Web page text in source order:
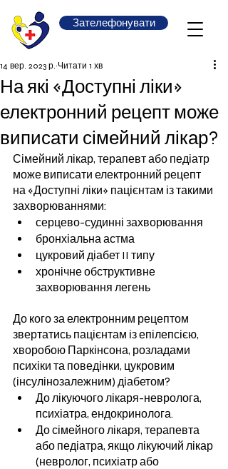
Зателефонувати
На які «Доступні ліки»
електронний рецепт може
виписати сімейний лікар?
14 вер. 2023 р. Читати 1 хв
Сімейний лікар, терапевт або педіатр
може виписати електронний рецепт
на «Доступні ліки» пацієнтам із такими
захворюваннями:
серцево-судинні захворювання
бронхіальна астма
цукровий діабет II типу
хронічне обструктивне
захворювання легень
До кого за електронним рецептом
звертатись пацієнтам із епілепсією,
хворобою Паркінсона, розладами
психіки та поведінки, цукровим
(інсулінозалежним) діабетом?
До лікуючого лікаря-невролога,
психіатра, ендокринолога.
До сімейного лікаря, терапевта
або педіатра, якщо лікуючий лікар
(невролог, психіатр або